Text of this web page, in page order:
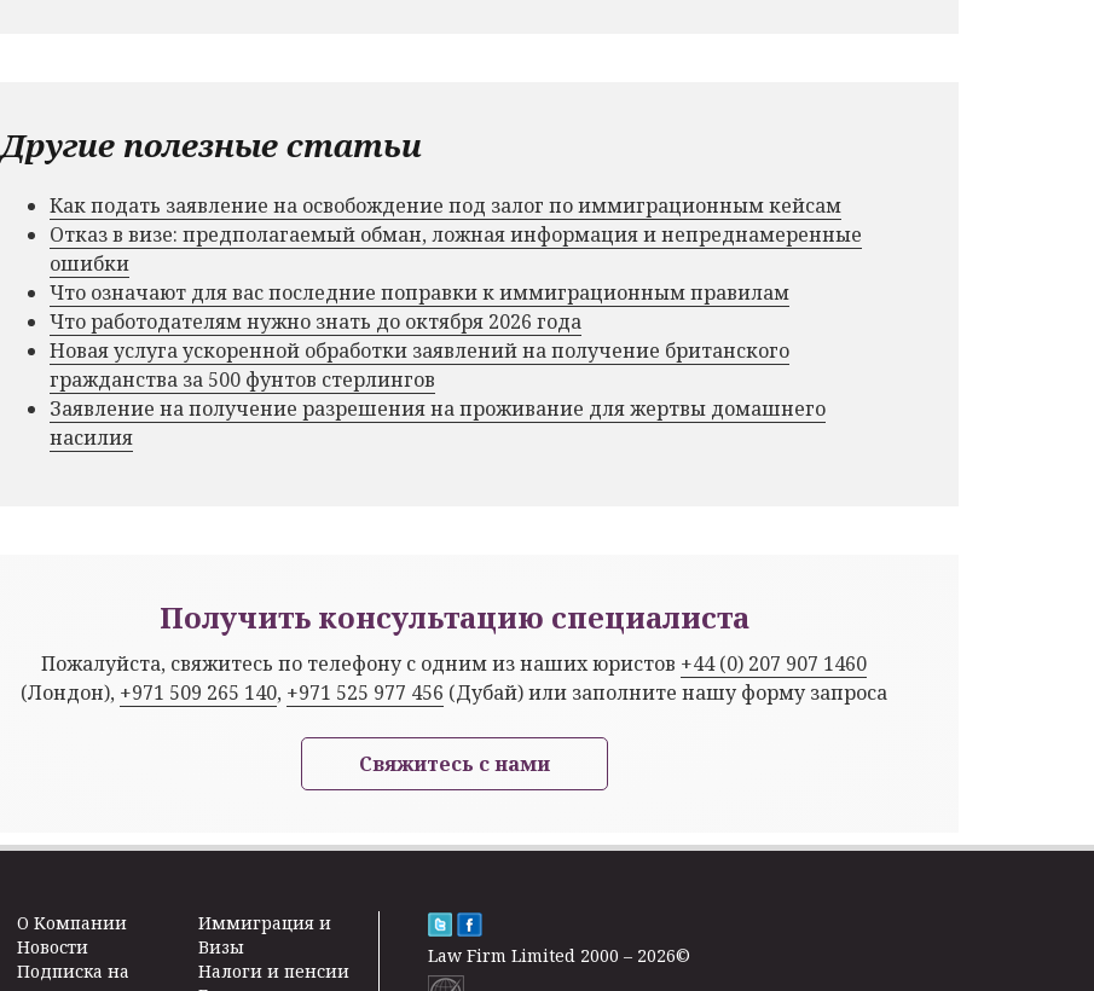
Другие полезные статьи
Как подать заявление на освобождение под залог по иммиграционным кейсам
Отказ в визе: предполагаемый обман, ложная информация и непреднамеренные
ошибки
Что означают для вас последние поправки к иммиграционным правилам
Что работодателям нужно знать до октября 2026 года
Новая услуга ускоренной обработки заявлений на получение британского
гражданства за 500 фунтов стерлингов
Заявление на получение разрешения на проживание для жертвы домашнего
насилия
Получить консультацию специалиста
Пожалуйста, свяжитесь по телефону с одним из наших юристов +44 (0) 207 907 1460
(Лондон), +971 509 265 140, +971 525 977 456 (Дубай) или заполните нашу форму запроса
Свяжитесь с нами
O Kомпании
Новости
Подписка на
Иммиграция и
Визы
Налоги и пенсии
Law Firm Limited 2000 – 2026©